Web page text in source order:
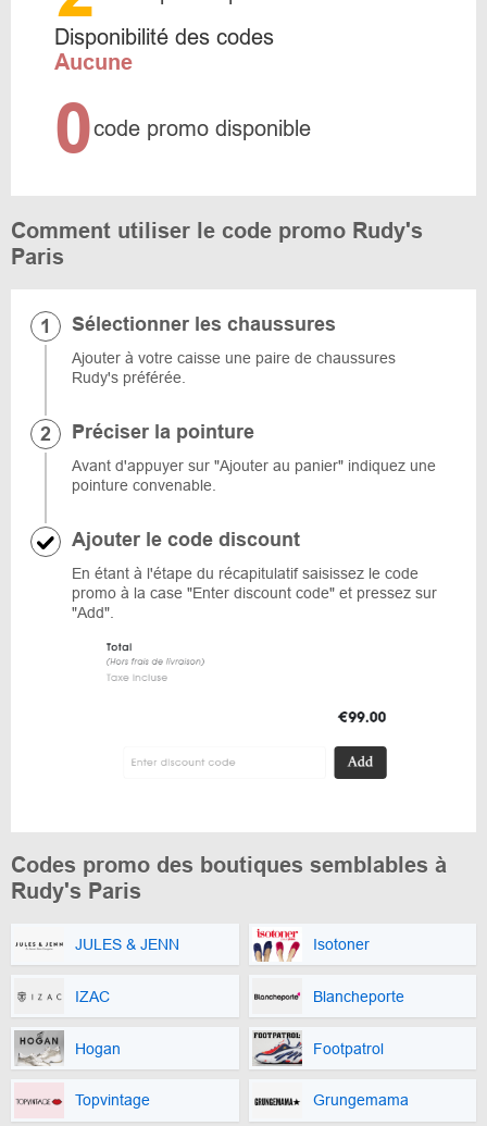
Disponibilité des codes
Aucune
0code promo disponible
Comment utiliser le code promo Rudy's
Paris
Sélectionner les chaussures
Ajouter à votre caisse une paire de chaussures
Rudy's préférée.
Préciser la pointure
Avant d'appuyer sur "Ajouter au panier" indiquez une
pointure convenable.
Ajouter le code discount
En étant à l'étape du récapitulatif saisissez le code
promo à la case "Enter discount code" et pressez sur
"Add".
Codes promo des boutiques semblables à
Rudy's Paris
JULES & JENN Isotoner
IZAC Blancheporte
Hogan Footpatrol
Topvintage Grungemama